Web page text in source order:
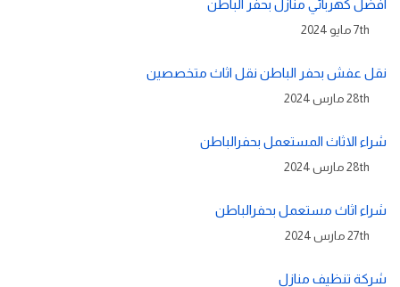
افضل كهربائي منازل بحفر الباطن
7th مايو 2024
نقل عفش بحفر الباطن نقل اثاث متخصصين
28th مارس 2024
شراء الاثاث المستعمل بحفرالباطن
28th مارس 2024
شراء اثاث مستعمل بحفرالباطن
27th مارس 2024
شركة تنظيف منازل